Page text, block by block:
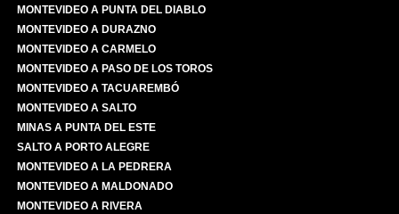
MONTEVIDEO A PUNTA DEL DIABLO
MONTEVIDEO A DURAZNO
MONTEVIDEO A CARMELO
MONTEVIDEO A PASO DE LOS TOROS
MONTEVIDEO A TACUAREMBÓ
MONTEVIDEO A SALTO
MINAS A PUNTA DEL ESTE
SALTO A PORTO ALEGRE
MONTEVIDEO A LA PEDRERA
MONTEVIDEO A MALDONADO
MONTEVIDEO A RIVERA